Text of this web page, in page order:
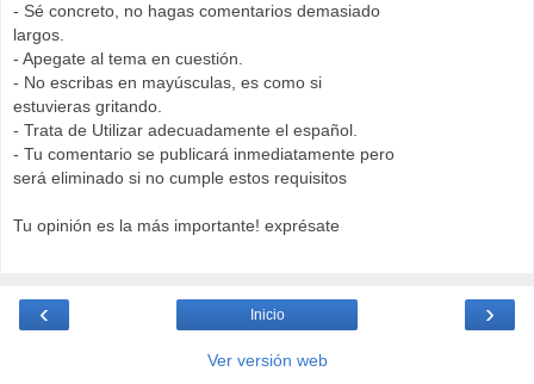
- Sé concreto, no hagas comentarios demasiado
largos.
- Apegate al tema en cuestión.
- No escribas en mayúsculas, es como si
estuvieras gritando.
- Trata de Utilizar adecuadamente el español.
- Tu comentario se publicará inmediatamente pero
será eliminado si no cumple estos requisitos
Tu opinión es la más importante! exprésate
‹ ›
Inicio
Ver versión web